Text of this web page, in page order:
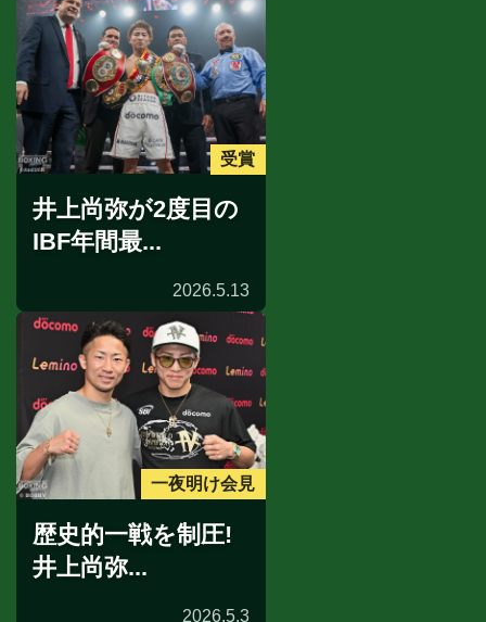
受賞
井上尚弥が2度目の
IBF年間最...
2026.5.13
一夜明け会見
歴史的一戦を制圧!
井上尚弥...
2026.5.3